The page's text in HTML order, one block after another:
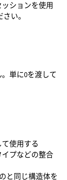
ションを使用
い。
単に0を渡して
使用する
プなどの整合
と同じ構造体を